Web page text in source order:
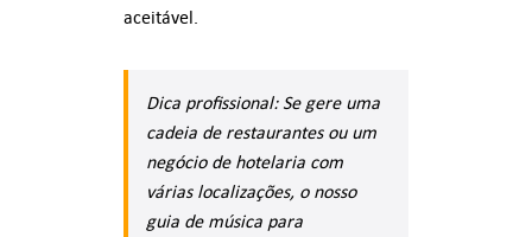
aceitável.
Dica profissional: Se gere uma
cadeia de restaurantes ou um
negócio de hotelaria com
várias localizações, o nosso
guia de música para